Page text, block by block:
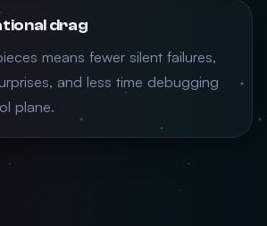
drag
means fewer silent failures,
and less time debugging
plane.